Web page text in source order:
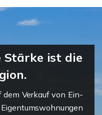
Stärke ist die
Verkauf von Ein-